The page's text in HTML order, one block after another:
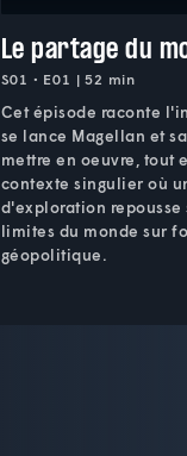
Le partage du
S01 • E01 | 52 min
Cet épisode raconte
se lance Magellan et
mettre en oeuvre, tout
contexte singulier où
d'exploration repousse
limites du monde sur
géopolitique.